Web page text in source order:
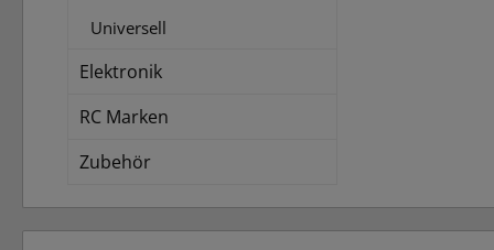
Universell
Elektronik
RC Marken
Zubehör